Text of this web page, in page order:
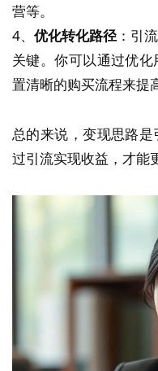
营等。
4、 优化转化路径：引
关键。你可以通过优
置清晰的购买流程来提
总的来说，变现思路
过引流实现收益，才能